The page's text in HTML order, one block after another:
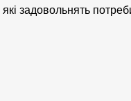
задовольнять